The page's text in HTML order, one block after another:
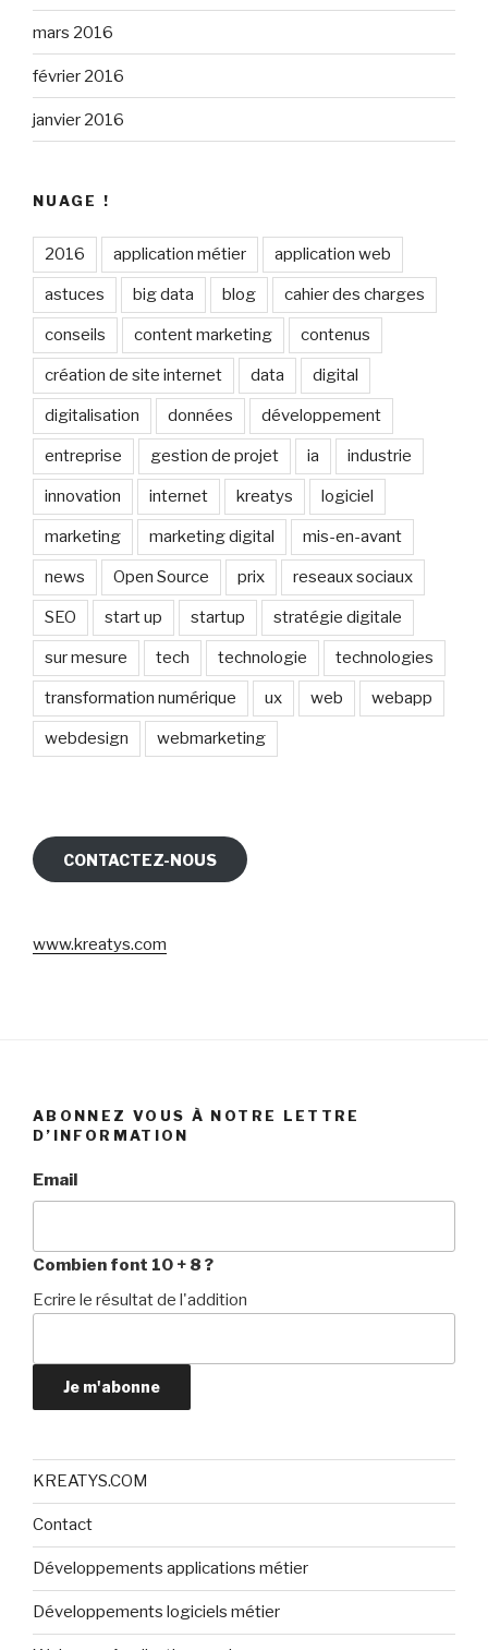
mars 2016
février 2016
janvier 2016
NUAGE !
2016 application métier application web
astuces big data blog cahier des charges
conseils content marketing contenus
création de site internet data digital
digitalisation données développement
entreprise gestion de projet ia industrie
innovation internet kreatys logiciel
marketing marketing digital mis-en-avant
news Open Source prix reseaux sociaux
SEO start up startup stratégie digitale
sur mesure tech technologie technologies
transformation numérique ux web webapp
webdesign webmarketing
CONTACTEZ-NOUS
www.kreatys.com
ABONNEZ VOUS À NOTRE LETTRE
D’INFORMATION
Email
Combien font 10 + 8 ?
Ecrire le résultat de l'addition
Je m'abonne
KREATYS.COM
Contact
Développements applications métier
Développements logiciels métier